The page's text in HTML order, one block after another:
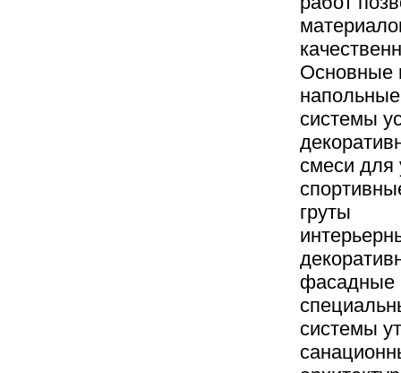
Основные
системы
смеси для
груты
фасадные
системы